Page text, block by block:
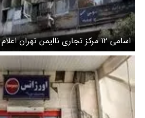
اسامی ۱۲ مرکز تجاری ناایمن تهران
فعالیت پاساژهای ناایمن